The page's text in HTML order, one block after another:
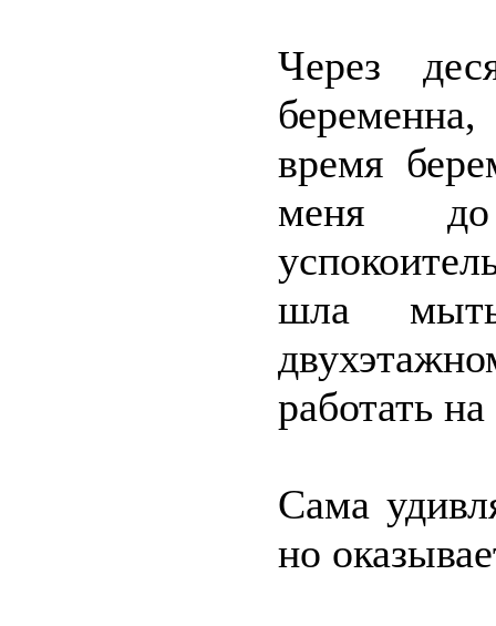
Через
время
меня
шла
работать
Сама
но